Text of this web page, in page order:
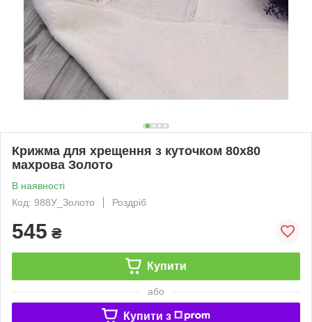
Крижма для хрещення з куточком 80х80
махрова Золото
В наявності
Код: 988У_Золото
Роздріб
545 ₴
Купити
або
Купити з